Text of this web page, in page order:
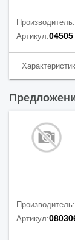
Производитель:
Артикул:04505
Производитель:
Артикул: